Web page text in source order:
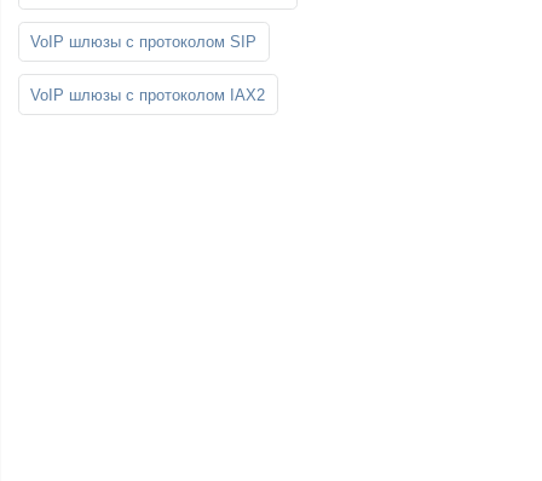
VoIP шлюзы с протоколом SIP
VoIP шлюзы с протоколом IAX2